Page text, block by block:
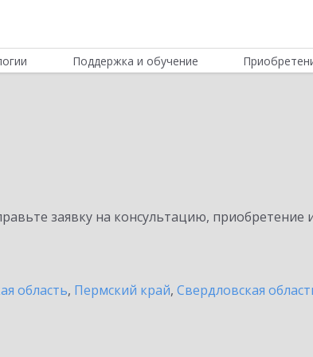
Поддержка и обучение
заявку на консультацию, приобретение
область, Пермский край, Свердловская